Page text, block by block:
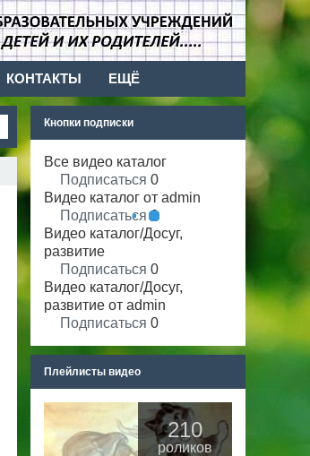
КОНТАКТЫ ЕЩЁ
Кнопки подписки
Все видео каталог
Подписаться 0
Видео каталог от admin
Подписаться 0
Видео каталог/Досуг,
развитие
Подписаться 0
Видео каталог/Досуг,
развитие от admin
Подписаться 0
Плейлисты видео
210
роликов